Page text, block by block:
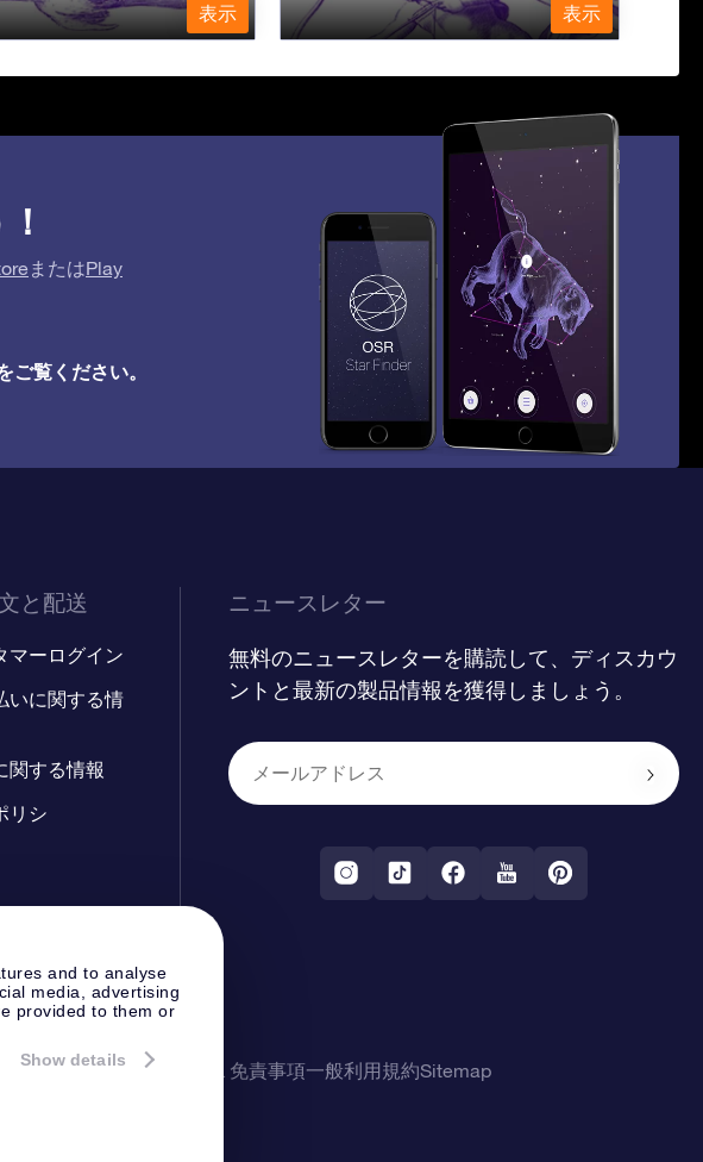
and to analyse
media, advertising
provided to them or
Show details
表示 表示
またはPlay
ご覧ください。
と配送
マーログイン
いに関する情
関する情報
リシ
ニュースレター
無料のニュースレターを購読して、ディスカウ
ントと最新の製品情報を獲得しましょう。
プライバシーポリシー & 免責事項一般利用規約Sitemap